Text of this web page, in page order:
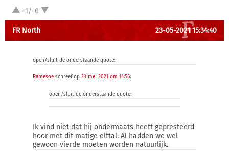
+1/-0
FR North 23-05-2021 15:34:40
open/sluit de onderstaande quote:
Ramesoe schreef op 23 mei 2021 om 14:56:
open/sluit de onderstaande quote:
Ik vind niet dat hij ondermaats heeft gepresteerd
hoor met dit matige elftal. Al hadden we wel
gewoon vierde moeten worden natuurlijk.